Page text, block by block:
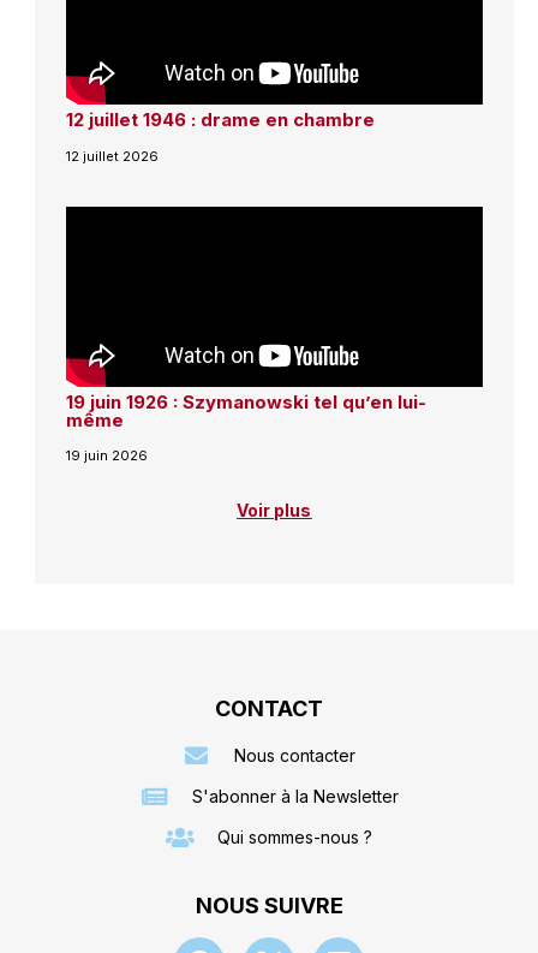
12 juillet 1946 : drame en chambre
12 juillet 2026
19 juin 1926 : Szymanowski tel qu’en lui-
même
19 juin 2026
Voir plus
CONTACT
Nous contacter
S'abonner à la Newsletter
Qui sommes-nous ?
NOUS SUIVRE